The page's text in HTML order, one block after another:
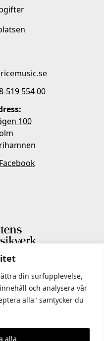
din surfupplevelse,
och analysera vår
alla" samtycker du
alla
519 554 00
100
Facebook
INGÅR